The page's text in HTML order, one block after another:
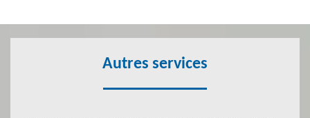
Autres services